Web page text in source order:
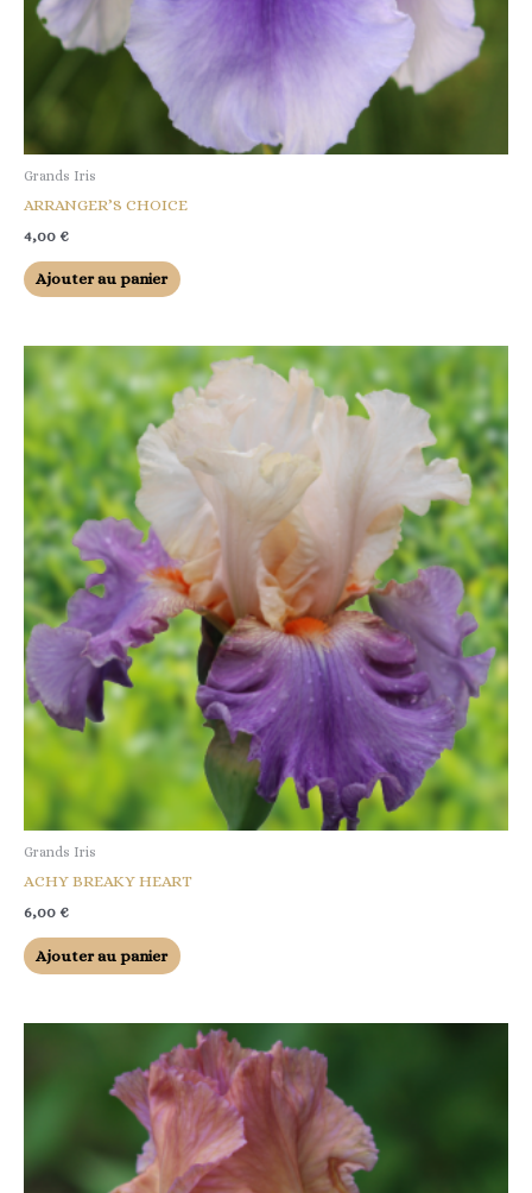
Grands Iris
ARRANGER’S CHOICE
4,00 €
Ajouter au panier
Grands Iris
ACHY BREAKY HEART
6,00 €
Ajouter au panier